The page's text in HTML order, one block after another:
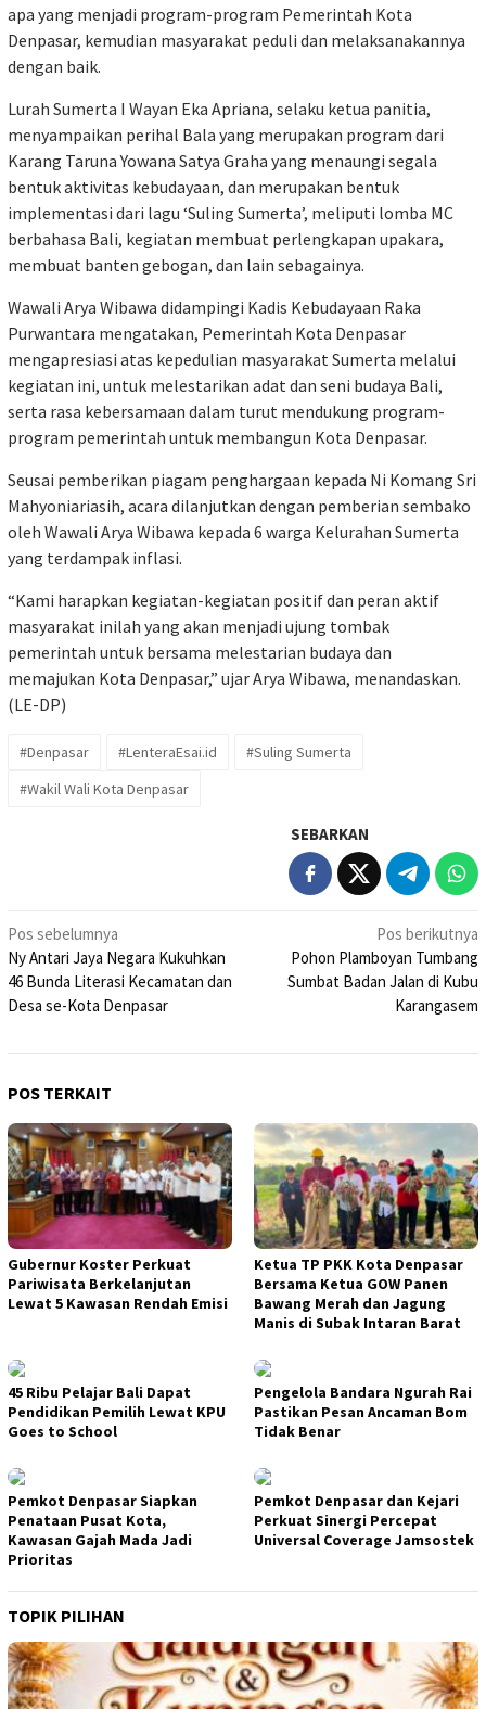
apa yang menjadi program-program Pemerintah Kota
Denpasar, kemudian masyarakat peduli dan melaksanakannya
dengan baik.
Lurah Sumerta I Wayan Eka Apriana, selaku ketua panitia,
menyampaikan perihal Bala yang merupakan program dari
Karang Taruna Yowana Satya Graha yang menaungi segala
bentuk aktivitas kebudayaan, dan merupakan bentuk
implementasi dari lagu ‘Suling Sumerta’, meliputi lomba MC
berbahasa Bali, kegiatan membuat perlengkapan upakara,
membuat banten gebogan, dan lain sebagainya.
Wawali Arya Wibawa didampingi Kadis Kebudayaan Raka
Purwantara mengatakan, Pemerintah Kota Denpasar
mengapresiasi atas kepedulian masyarakat Sumerta melalui
kegiatan ini, untuk melestarikan adat dan seni budaya Bali,
serta rasa kebersamaan dalam turut mendukung program-
program pemerintah untuk membangun Kota Denpasar.
Seusai pemberikan piagam penghargaan kepada Ni Komang Sri
Mahyoniariasih, acara dilanjutkan dengan pemberian sembako
oleh Wawali Arya Wibawa kepada 6 warga Kelurahan Sumerta
yang terdampak inflasi.
“Kami harapkan kegiatan-kegiatan positif dan peran aktif
masyarakat inilah yang akan menjadi ujung tombak
pemerintah untuk bersama melestarian budaya dan
memajukan Kota Denpasar,” ujar Arya Wibawa, menandaskan.
(LE-DP)
#Denpasar #LenteraEsai.id
#Suling Sumerta
#Wakil Wali Kota Denpasar
SEBARKAN
Navigasi
pos
Pos sebelumnya
Ny Antari Jaya Negara Kukuhkan
46 Bunda Literasi Kecamatan dan
Desa se-Kota Denpasar
Pos berikutnya
Pohon Plamboyan Tumbang
Sumbat Badan Jalan di Kubu
Karangasem
POS TERKAIT
Gubernur Koster Perkuat
Pariwisata Berkelanjutan
Lewat 5 Kawasan Rendah Emisi
Ketua TP PKK Kota Denpasar
Bersama Ketua GOW Panen
Bawang Merah dan Jagung
Manis di Subak Intaran Barat
45 Ribu Pelajar Bali Dapat
Pendidikan Pemilih Lewat KPU
Goes to School
Pengelola Bandara Ngurah Rai
Pastikan Pesan Ancaman Bom
Tidak Benar
Pemkot Denpasar Siapkan
Penataan Pusat Kota,
Kawasan Gajah Mada Jadi
Prioritas
Pemkot Denpasar dan Kejari
Perkuat Sinergi Percepat
Universal Coverage Jamsostek
TOPIK PILIHAN